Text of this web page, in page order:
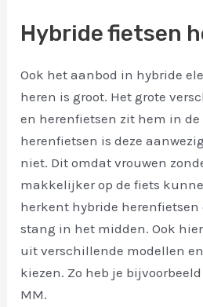
Hybride fietsen
Ook het aanbod in hybride
heren is groot. Het grote
en herenfietsen zit hem in
herenfietsen is deze
niet. Dit omdat vrouwen
makkelijker op de fiets
herkent hybride herenfietsen
stang in het midden. Ook
uit verschillende modellen
kiezen. Zo heb je
MM.